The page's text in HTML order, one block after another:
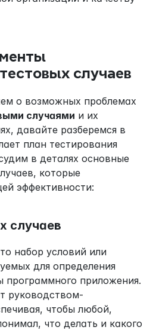
случаев
о возможных проблемах
случаями и их
давайте разберемся в
план тестирования
в деталях основные
которые
эффективности:
случаев
набор условий или
для определения
программного приложения.
руководством-
чтобы любой,
что делать и какого